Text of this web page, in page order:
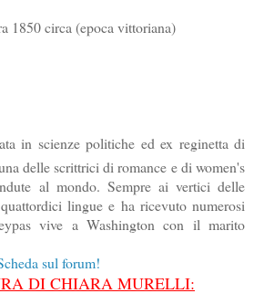
1850 circa (epoca vittoriana)
in scienze politiche ed ex reginetta di
delle scrittrici di romance e di women's
al mondo. Sempre ai vertici delle
lingue e ha ricevuto numerosi
vive a Washington con il marito
sul forum!
DI CHIARA MURELLI: